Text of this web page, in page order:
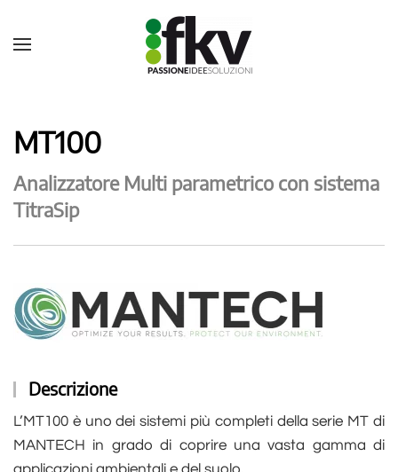
MT100
Analizzatore Multi parametrico con sistema
TitraSip
Descrizione
L’MT100 è uno dei sistemi più completi della serie MT di
MANTECH in grado di coprire una vasta gamma di